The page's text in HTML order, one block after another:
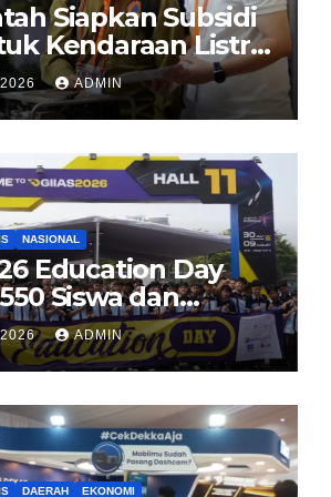
Siapkan Subsidi
Kendaraan Listrik
ADMIN
NASIONAL
Education Day
Siswa dan
Soal Teknologi EV
Otomotif
2026 ADMIN
DAERAH EKONOMI